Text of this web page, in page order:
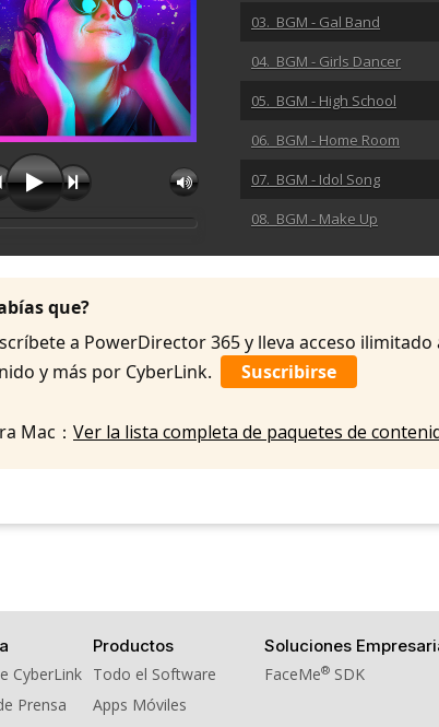
03. BGM - Gal Band
04. BGM - Girls Dancer
05. BGM - High School
06. BGM - Home Room
07. BGM - Idol Song
08. BGM - Make Up
09. BGM - Message
11. BGM - Rose
que?
a PowerDirector 365 y lleva acceso
y más por CyberLink.
Suscribirse
Mac： Ver la lista completa de paquetes de
CyberLink
Prensa
Productos
Todo el Software
Apps Móviles
Soluciones
FaceMe® SDK